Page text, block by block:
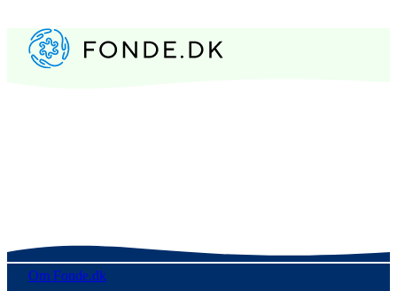
Om Fonde.dk